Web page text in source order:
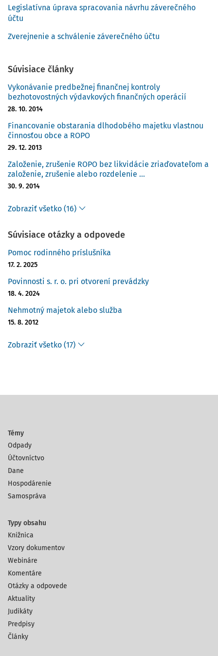
Legislatívna úprava spracovania návrhu záverečného
účtu
Zverejnenie a schválenie záverečného účtu
Súvisiace články
Vykonávanie predbežnej finančnej kontroly
bezhotovostných výdavkových finančných operácií
28. 10. 2014
Financovanie obstarania dlhodobého majetku vlastnou
činnosťou obce a ROPO
29. 12. 2013
Založenie, zrušenie ROPO bez likvidácie zriaďovateľom a
založenie, zrušenie alebo rozdelenie ...
30. 9. 2014
Zobraziť všetko (16)
Súvisiace otázky a odpovede
Pomoc rodinného príslušníka
17. 2. 2025
Povinnosti s. r. o. pri otvorení prevádzky
18. 4. 2024
Nehmotný majetok alebo služba
15. 8. 2012
Zobraziť všetko (17)
Témy
Odpady
Účtovníctvo
Dane
Hospodárenie
Samospráva
Typy obsahu
Knižnica
Vzory dokumentov
Webináre
Komentáre
Otázky a odpovede
Aktuality
Judikáty
Predpisy
Články